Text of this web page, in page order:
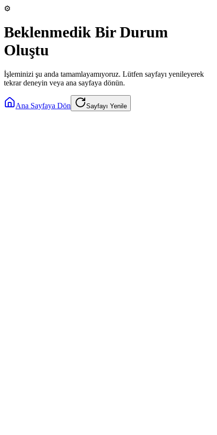
⚙️
Beklenmedik Bir Durum
Oluştu
İşleminizi şu anda tamamlayamıyoruz. Lütfen sayfayı yenileyerek
tekrar deneyin veya ana sayfaya dönün.
Ana Sayfaya Dön Sayfayı Yenile